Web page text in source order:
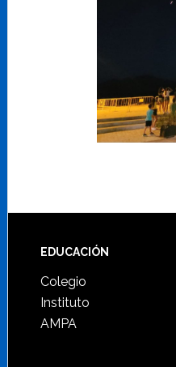
Footer
EDUCACIÓN
Colegio
Instituto
AMPA